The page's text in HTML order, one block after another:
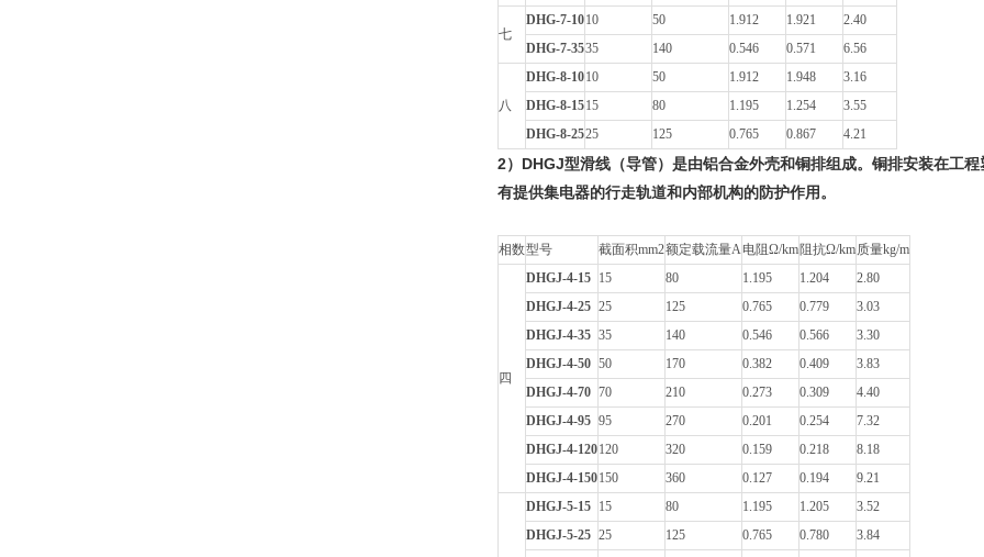
七
DHG-7-1010 50 1.912 1.921
2.40
DHG-7-3535 140 0.546 0.571 6.56
八
DHG-8-1010 50 1.912 1.948
3.16
DHG-8-1515 80 1.195 1.254
3.55
DHG-8-2525 125 0.765 0.867 4.21
2）DHGJ型滑线（导管）是由铝合金外壳和铜排组成。铜排安装在工
有提供集电器的行走轨道和内部机构的防护作用。
相数型号 截面积mm2额定载流量A 电阻Ω/km阻抗Ω/km 质量kg/m
四
DHGJ-4-15 15 80 1.195 1.204
2.80
DHGJ-4-25 25 125 0.765 0.779
3.03
DHGJ-4-35 35 140 0.546 0.566
3.30
DHGJ-4-50 50 170 0.382 0.409
3.83
DHGJ-4-70 70 210 0.273 0.309
4.40
DHGJ-4-95 95 270 0.201 0.254
7.32
DHGJ-4-120120 320 0.159 0.218
8.18
DHGJ-4-150150 360 0.127 0.194 9.21
DHGJ-5-15 15 80 1.195 1.205
3.52
DHGJ-5-25 25 125 0.765 0.780
3.84